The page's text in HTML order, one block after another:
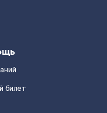
билет